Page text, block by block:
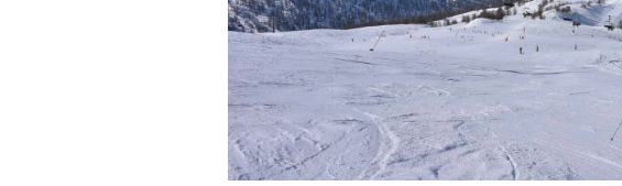
Visor